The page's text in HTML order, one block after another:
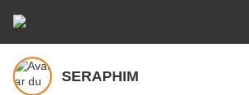
SERAPHIM